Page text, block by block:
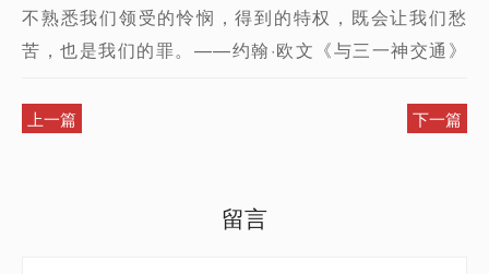
不熟悉我们领受的怜悯，得到的特权，既会让我们愁
苦，也是我们的罪。——约翰·欧文《与三一神交通》
上一篇 下一篇
留言